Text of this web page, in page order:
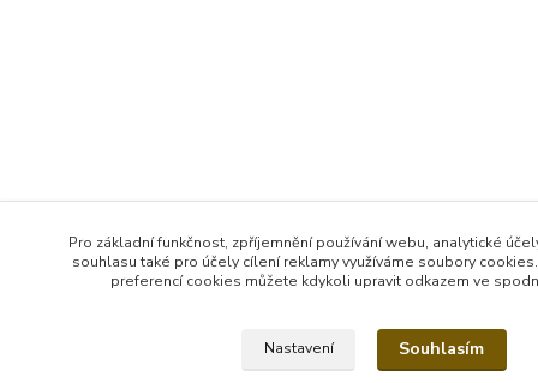
Pro základní funkčnost, zpříjemnění používání webu, analytické
souhlasu také pro účely cílení reklamy využíváme soubory
preferencí cookies můžete kdykoli upravit odkazem ve
Nastavení Souhlasím